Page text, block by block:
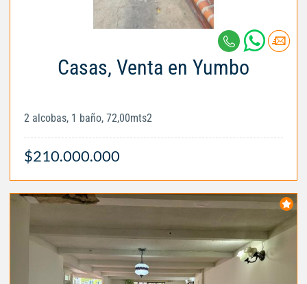
Casas, Venta en Yumbo
2 alcobas, 1 baño, 72,00mts2
$210.000.000